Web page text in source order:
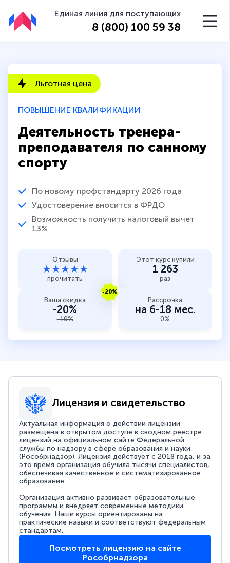
Единая линия для поступающих
8 (800) 100 59 38
ПОВЫШЕНИЕ КВАЛИФИКАЦИИ
Деятельность тренера-
преподавателя по санному
спорту
По новому профстандарту 2026 года
Удостоверение вносится в ФРДО
Возможность получить налоговый вычет
13%
Льготная цена
Отзывы
★★★★★
прочитать
Этот курс купили
1 263
раз
-20%
Ваша скидка
-20%
-10%
Рассрочка
на 6-18 мес.
0%
Лицензия и свидетельство
Актуальная информация о действии лицензии
размещена в открытом доступе в сводном реестре
лицензий на официальном сайте Федеральной
службы по надзору в сфере образования и науки
(Рособрнадзор). Лицензия действует с 2018 года, и за
это время организация обучила тысячи специалистов,
обеспечивая качественное и систематизированное
образование
Организация активно развивает образовательные
программы и внедряет современные методики
обучения. Наши курсы ориентированы на
практические навыки и соответствуют федеральным
стандартам.
Посмотреть лицензию на сайте
Рособрнадзора